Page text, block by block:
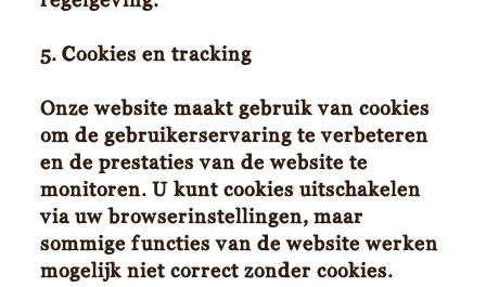
5. Cookies en tracking
Onze website maakt gebruik van cookies
om de gebruikerservaring te verbeteren
en de prestaties van de website te
monitoren. U kunt cookies uitschakelen
via uw browserinstellingen, maar
sommige functies van de website werken
mogelijk niet correct zonder cookies.